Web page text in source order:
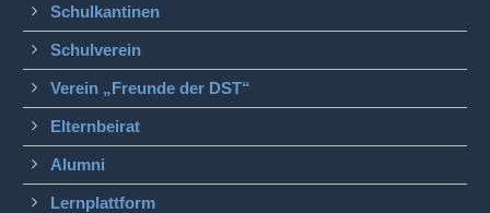
Schulkantinen
Schulverein
Verein „Freunde der DST“
Elternbeirat
Alumni
Lernplattform